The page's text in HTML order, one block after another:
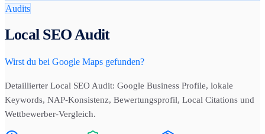
Audits
Local SEO Audit
Wirst du bei Google Maps gefunden?
Detaillierter Local SEO Audit: Google Business Profile, lokale
Keywords, NAP-Konsistenz, Bewertungsprofil, Local Citations und
Wettbewerber-Vergleich.